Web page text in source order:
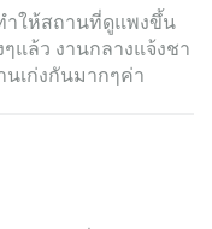
ำให้สถานที่ดูแพงขึ้น
แล้ว งานกลางแจ้งชา
เก่งกันมากๆค่า